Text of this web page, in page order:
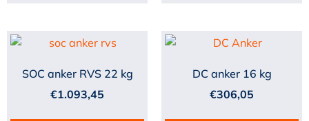
SOC anker RVS 22 kg
€1.093,45
DC anker 16 kg
€306,05